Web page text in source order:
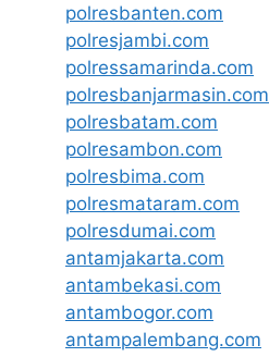
polresbanten.com
polresjambi.com
polressamarinda.com
polresbanjarmasin.com
polresbatam.com
polresambon.com
polresbima.com
polresmataram.com
polresdumai.com
antamjakarta.com
antambekasi.com
antambogor.com
antampalembang.com